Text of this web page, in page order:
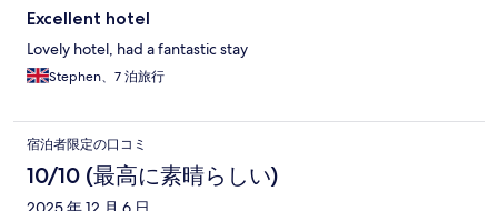
Excellent hotel
Lovely hotel, had a fantastic stay
Stephen、7 泊旅行
宿泊者限定の口コミ
10/10 (最高に素晴らしい)